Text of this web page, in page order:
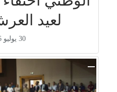
لعيد
30 يوليو 2026